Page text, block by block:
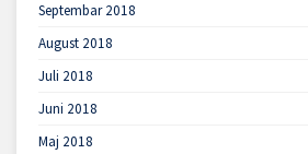
Septembar 2018
August 2018
Juli 2018
Juni 2018
Maj 2018